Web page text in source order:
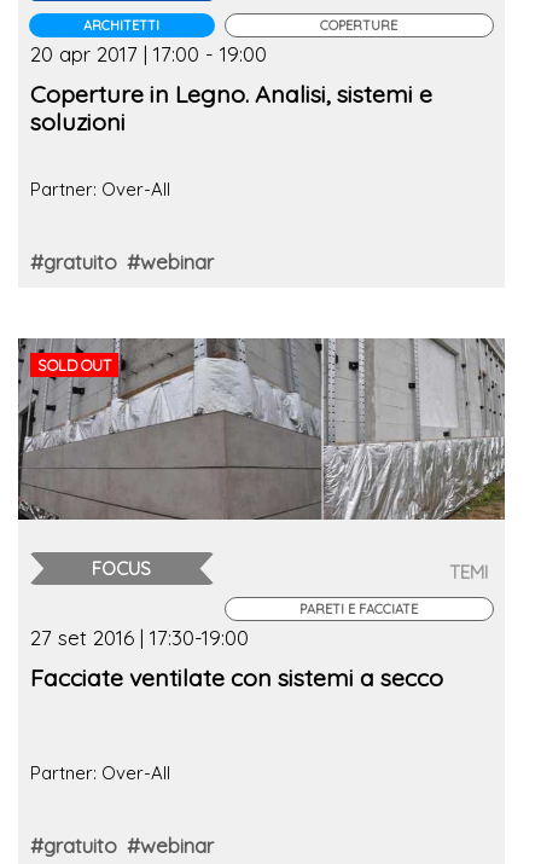
ARCHITETTI COPERTURE
20 apr 2017 | 17:00 - 19:00
Coperture in Legno. Analisi, sistemi e
soluzioni
Partner: Over-All
#gratuito #webinar
SOLD OUT
FOCUS TEMI
PARETI E FACCIATE
27 set 2016 | 17:30-19:00
Facciate ventilate con sistemi a secco
Partner: Over-All
#gratuito #webinar